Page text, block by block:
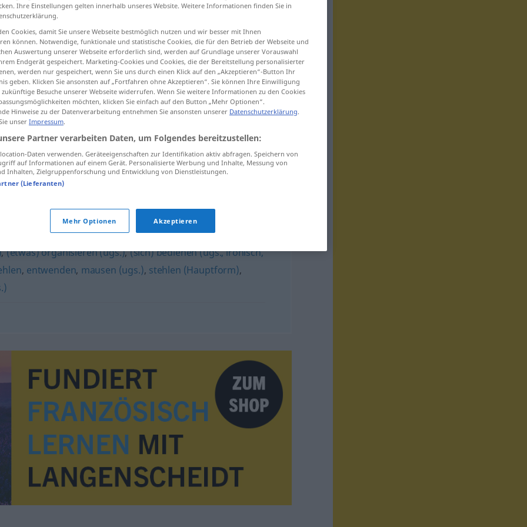
stibitzen UMG
,(etwas) organisieren (ugs.),(sich) bedienen (ugs., ironisch,
, entwenden, mausen (ugs.), stehlen (Hauptform),
Ihre Einstellungen gelten innerhalb unseres Website. Weitere Informationen finden Sie in
Cookies, damit Sie unsere Webseite bestmöglich nutzen und wir besser mit Ihnen
können. Notwendige, funktionale und statistische Cookies, die für den Betrieb der Webseite und
Auswertung unserer Webseite erforderlich sind, werden auf Grundlage unserer Vorauswahl
Endgerät gespeichert. Marketing-Cookies und Cookies, die der Bereitstellung personalisierter
werden nur gespeichert, wenn Sie uns durch einen Klick auf den „Akzeptieren“-Button Ihr
geben. Klicken Sie ansonsten auf „Fortfahren ohne Akzeptieren“. Sie können Ihre Einwilligung
Besuche unserer Webseite widerrufen. Wenn Sie weitere Informationen zu den Cookies
möchten, klicken Sie einfach auf den Button „Mehr Optionen“.
Hinweise zu der Datenverarbeitung entnehmen Sie ansonsten unserer Datenschutzerklärung.
unser Impressum.
Partner verarbeiten Daten, um Folgendes bereitzustellen:
Daten verwenden. Geräteeigenschaften zur Identifikation aktiv abfragen. Speichern von
auf Informationen auf einem Gerät. Personalisierte Werbung und Inhalte, Messung von
Inhalten, Zielgruppenforschung und Entwicklung von Dienstleistungen.
(Lieferanten)
Mehr Optionen Akzeptieren